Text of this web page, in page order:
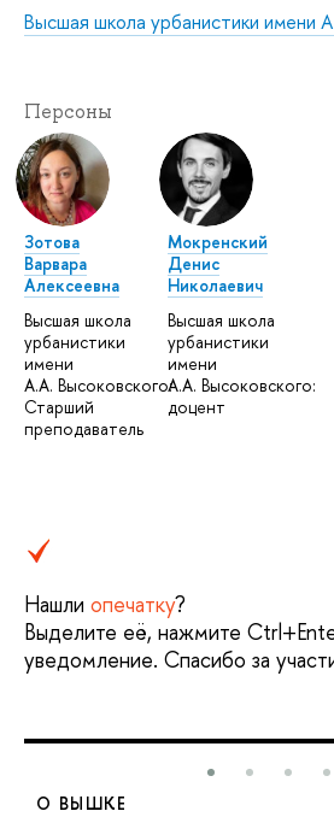
Высшая школа урбанистики имени
Персоны
Зотова
Варвара
Алексеевна
Высшая школа
урбанистики
имени
А.А. Высоковского:
Старший
преподаватель
Мокренский
Денис
Николаевич
Высшая школа
урбанистики
имени
А.А. Высоковского:
доцент
Нашли опечатку?
Выделите её, нажмите
уведомление. Спасибо за
О ВЫШКЕ